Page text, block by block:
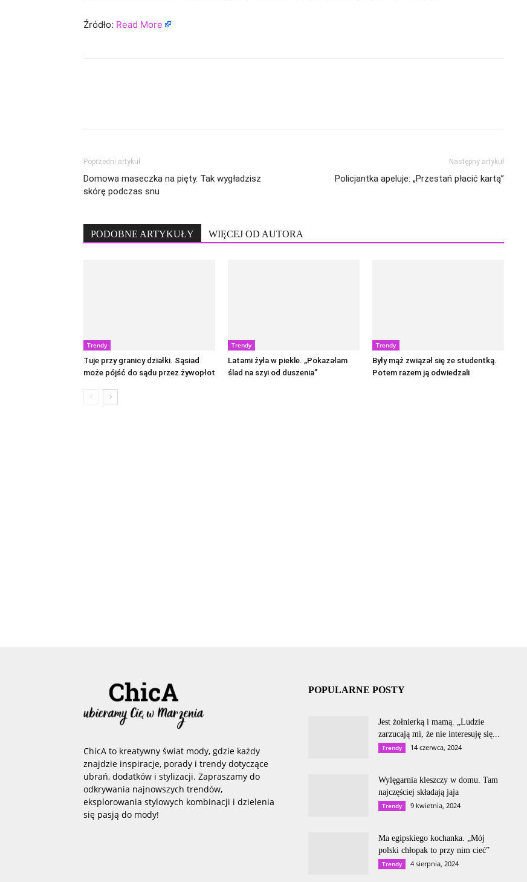
Źródło: Read More
Poprzedni artykuł
Domowa maseczka na pięty. Tak wygładzisz
skórę podczas snu
Następny artykuł
Policjantka apeluje: „Przestań płacić kartą”
PODOBNE ARTYKUŁY WIĘCEJ OD AUTORA
Trendy
Tuje przy granicy działki. Sąsiad
może pójść do sądu przez żywopłot
Trendy
Latami żyła w piekle. „Pokazałam
ślad na szyi od duszenia”
Trendy
Były mąż związał się ze studentką.
Potem razem ją odwiedzali
ChicA to kreatywny świat mody, gdzie każdy
znajdzie inspiracje, porady i trendy dotyczące
ubrań, dodatków i stylizacji. Zapraszamy do
odkrywania najnowszych trendów,
eksplorowania stylowych kombinacji i dzielenia
się pasją do mody!
POPULARNE POSTY
Jest żołnierką i mamą. „Ludzie
zarzucają mi, że nie interesuję się...
Trendy 14 czerwca, 2024
Wylęgarnia kleszczy w domu. Tam
najczęściej składają jaja
Trendy 9 kwietnia, 2024
Ma egipskiego kochanka. „Mój
polski chłopak to przy nim cieć”
Trendy 4 sierpnia, 2024